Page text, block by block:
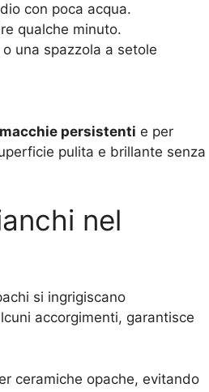
con poca acqua.
qualche minuto.
o una spazzola a setole
persistenti e per
pulita e brillante senza
nel
si ingrigiscano
accorgimenti, garantisce
ceramiche opache, evitando